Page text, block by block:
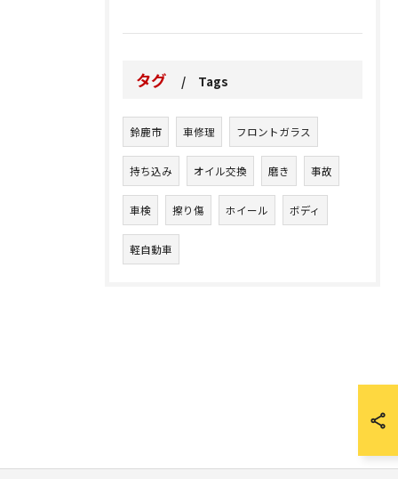
タグ Tags
鈴鹿市 車修理 フロントガラス
持ち込み オイル交換 磨き 事故
車検 擦り傷 ホイール ボディ
軽自動車